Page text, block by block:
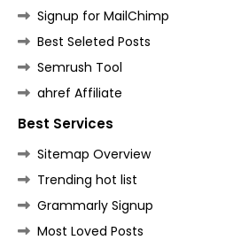
Signup for MailChimp
Best Seleted Posts
Semrush Tool
ahref Affiliate
Best Services
Sitemap Overview
Trending hot list
Grammarly Signup
Most Loved Posts